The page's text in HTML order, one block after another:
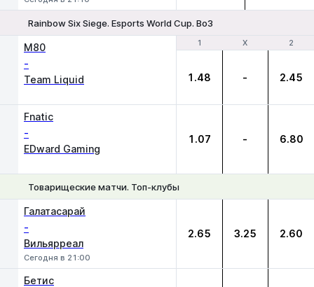
Rainbow Six Siege. Esports World Cup. Bo3
1 Х 2
M80
-
Team Liquid
1 Х 2
1.48 - 2.45
Fnatic
-
EDward Gaming
1.07 - 6.80
Товарищеские матчи. Топ-клубы
Галатасарай
-
Вильярреал
Сегодня в 21:00
2.65 3.25 2.60
Бетис